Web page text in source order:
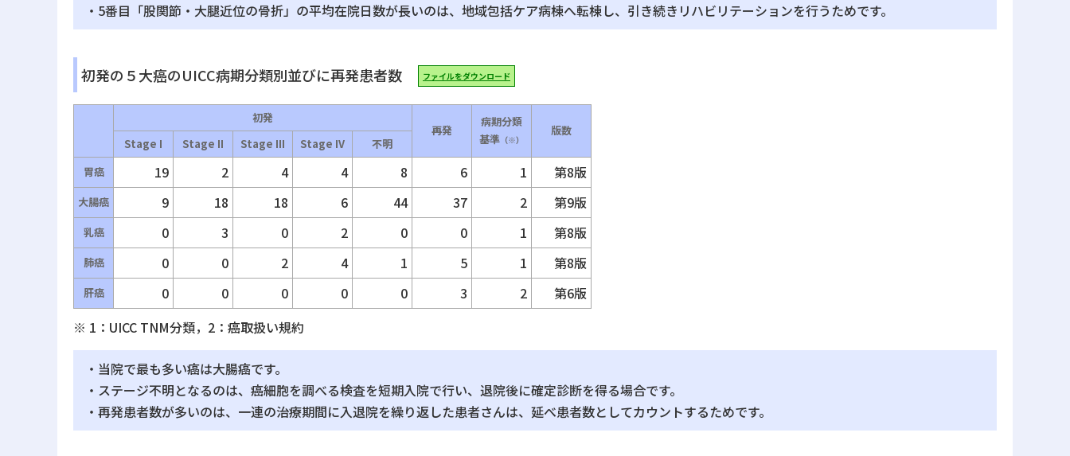
・5番目「股関節・大腿近位の骨折」の平均在院日数が長いのは、地域包括ケア病棟へ転棟し、引き続きリハビリテーションを行うためです。
初発の５大癌のUICC病期分類別並びに再発患者数 ファイルをダウンロード
初発
再発
病期分類
基準 （※）
版数
Stage I
Stage II Stage III Stage IV
不明
胃癌
19 2 4 4 8 6 1 第8版
大腸癌 9 18 18 6 44 37 2 第9版
乳癌 0 3 0 2 0 0 1 第8版
肺癌 0 0 2 4 1 5 1 第8版
肝癌 0 0 0 0 0 3 2
第6版
※ 1：UICC TNM分類，2：癌取扱い規約
・当院で最も多い癌は大腸癌です。
・ステージ不明となるのは、癌細胞を調べる検査を短期入院で行い、退院後に確定診断を得る場合です。
・再発患者数が多いのは、一連の治療期間に入退院を繰り返した患者さんは、延べ患者数としてカウントするためです。